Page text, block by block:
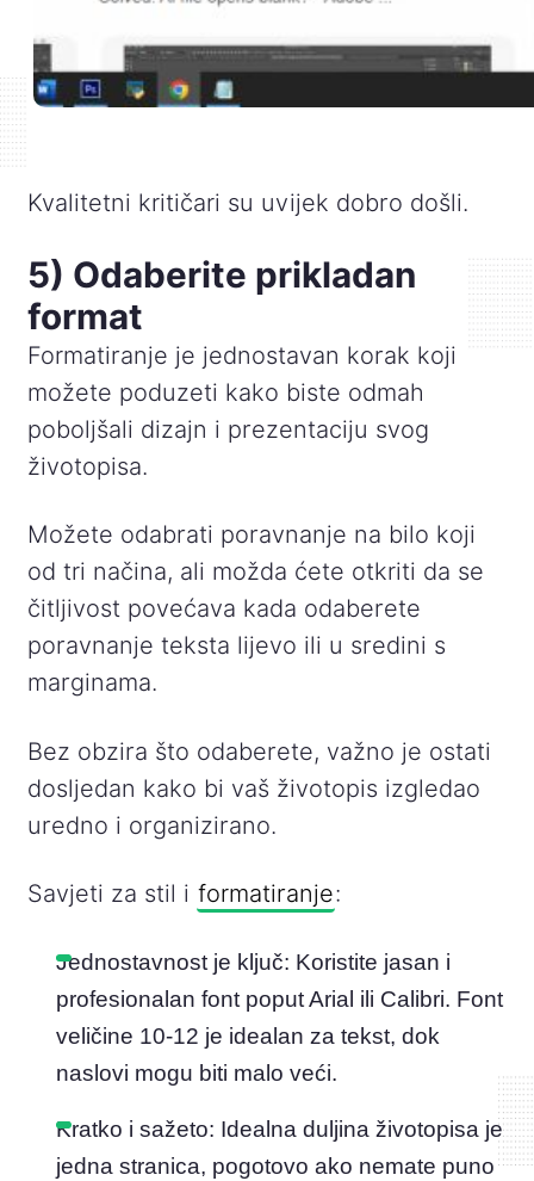
Kvalitetni kritičari su uvijek dobro došli.
5) Odaberite prikladan
format
Formatiranje je jednostavan korak koji
možete poduzeti kako biste odmah
poboljšali dizajn i prezentaciju svog
životopisa.
Možete odabrati poravnanje na bilo koji
od tri načina, ali možda ćete otkriti da se
čitljivost povećava kada odaberete
poravnanje teksta lijevo ili u sredini s
marginama.
Bez obzira što odaberete, važno je ostati
dosljedan kako bi vaš životopis izgledao
uredno i organizirano.
Savjeti za stil i formatiranje:
Jednostavnost je ključ: Koristite jasan i
profesionalan font poput Arial ili Calibri. Font
veličine 10-12 je idealan za tekst, dok
naslovi mogu biti malo veći.
Kratko i sažeto: Idealna duljina životopisa je
jedna stranica, pogotovo ako nemate puno